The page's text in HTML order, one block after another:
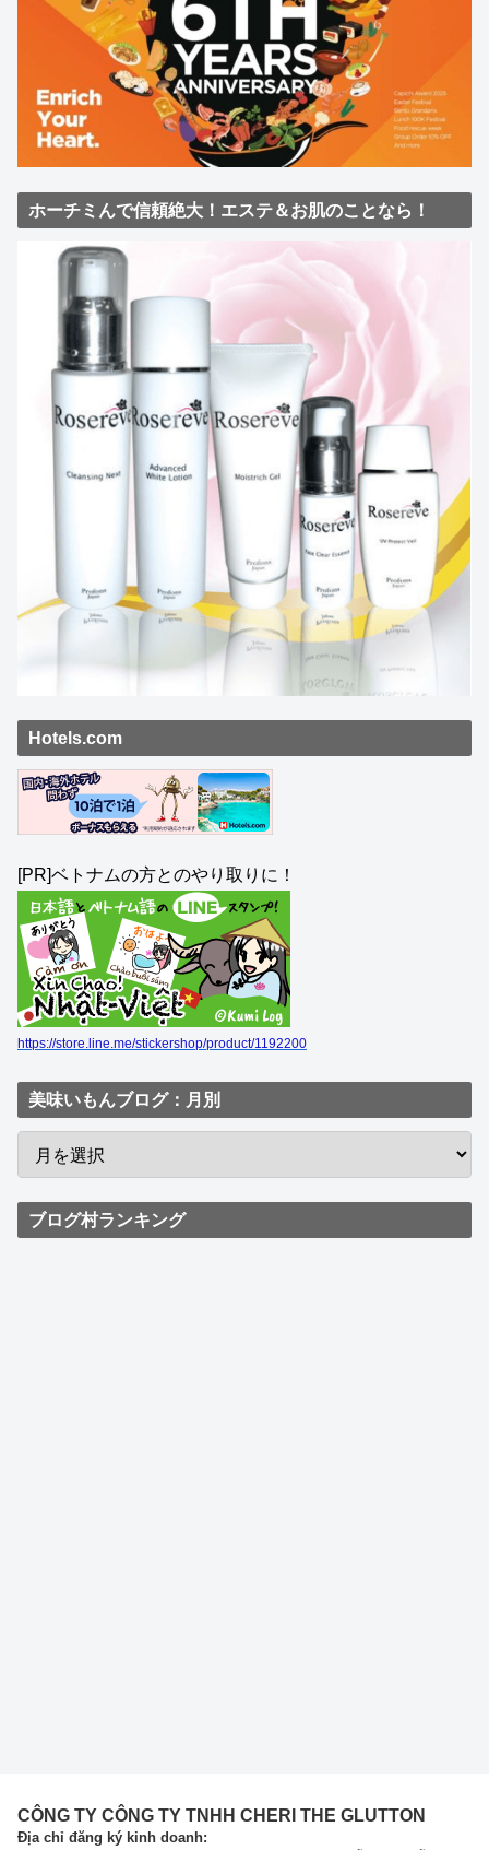
ホーチミんで信頼絶大！エステ＆お肌のことなら！
Hotels.com
[PR]ベトナムの方とのやり取りに！
https://store.line.me/stickershop/product/1192200
美味いもんブログ：月別
ブログ村ランキング
CÔNG TY CÔNG TY TNHH CHERI THE GLUTTON
Địa chỉ đăng ký kinh doanh: